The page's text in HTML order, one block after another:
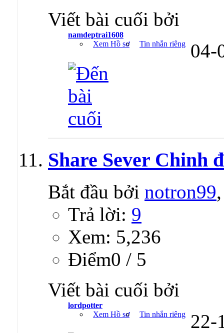
Viết bài cuối bởi
namdeptrai1608
Xem Hồ sơ
Tin nhắn riêng 04-
Share Sever Chinh
Bắt đầu bởi notron99
Trả lời: 9
Xem: 5,236
Ðiểm0 / 5
Viết bài cuối bởi
lordpotter
Xem Hồ sơ
Tin nhắn riêng 22-